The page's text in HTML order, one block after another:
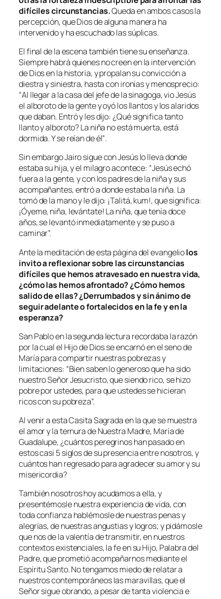
difíciles circunstancias.Queda en ambos casos la
percepción, que Dios de alguna manera ha
intervenido y ha escuchado las súplicas.
El final de la escena también tiene su enseñanza.
Siempre habrá quienes no creen en la intervención
de Dios en la historia, y propalan su convicción a
diestra y siniestra, hasta con ironías y menosprecio:
“Al llegar a la casa del jefe de la sinagoga, vio Jesús
el alboroto de la gente y oyó los llantos y los alaridos
que daban. Entró y les dijo: ¿Qué significa tanto
llanto y alboroto? La niña no está muerta, está
dormida. Y se reían de él”.
Sin embargo Jairo sigue con Jesús lo lleva donde
estaba su hija, y el milagro acontece: “Jesús echó
fuera a la gente, y con los padres de la niña y sus
acompañantes, entró a donde estaba la niña. La
tomó de la mano y le dijo: ¡Talitá, kum!, que significa:
¡Óyeme, niña, levántate! La niña, que tenía doce
años, se levantó inmediatamente y se puso a
caminar”.
Ante la meditación de esta página del evangeliolos
invito a reflexionar sobre las circunstancias
difíciles que hemos atravesado en nuestra vida,
¿cómo las hemos afrontado? ¿Cómo hemos
salido de ellas? ¿Derrumbados y sin ánimo de
seguir adelante o fortalecidos en la fe y en la
esperanza?
San Pablo en la segunda lectura recordaba la razón
por la cual el Hijo de Dios se encarnó en el seno de
María para compartir nuestras pobrezas y
limitaciones: “Bien saben lo generoso que ha sido
nuestro Señor Jesucristo, que siendo rico, se hizo
pobre por ustedes, para que ustedes se hicieran
ricos con su pobreza”.
Al venir a esta Casita Sagrada en la que se muestra
el amor y la ternura de Nuestra Madre, María de
Guadalupe, ¿cuántos peregrinos han pasado en
estos casi 5 siglos de su presencia entre nosotros, y
cuántos han regresado para agradecer su amor y su
misericordia?
También nosotros hoy acudamos a ella, y
presentémosle nuestra experiencia de vida, con
toda confianza hablémosle de nuestras penas y
alegrías, de nuestras angustias y logros; y pidámosle
que nos de la valentía de transmitir, en nuestros
contextos existenciales, la fe en su Hijo, Palabra del
Padre, que prometió acompañarnos mediante el
Espíritu Santo. No tengamos miedo de relatar a
nuestros contemporáneos las maravillas, que el
Señor sigue obrando, a pesar de tanta violencia e